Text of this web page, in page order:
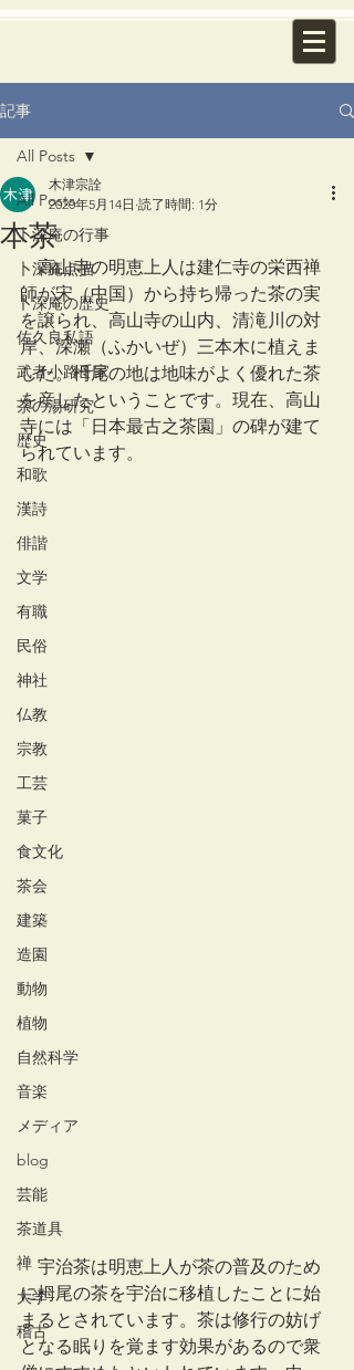
記事
All Posts
卜深庵の行事
卜深庵点描
卜深庵の歴史
佐久良私語
武者小路千家
茶の湯研究
歴史
和歌
漢詩
俳諧
文学
有職
民俗
神社
仏教
宗教
工芸
菓子
食文化
茶会
建築
造園
動物
植物
自然科学
音楽
メディア
blog
芸能
茶道具
禅
大学
稽古
All Posts
本茶
木津宗詮
2020年5月14日 読了時間: 1分
高山寺の明恵上人は建仁寺の栄西禅
師が宋（中国）から持ち帰った茶の実
を譲られ、高山寺の山内、清滝川の対
岸、深瀬（ふかいぜ）三本木に植えま
した。栂尾の地は地味がよく優れた茶
を産したということです。現在、高山
寺には「日本最古之茶園」の碑が建て
られています。
宇治茶は明恵上人が茶の普及のため
に栂尾の茶を宇治に移植したことに始
まるとされています。茶は修行の妨げ
となる眠りを覚ます効果があるので衆